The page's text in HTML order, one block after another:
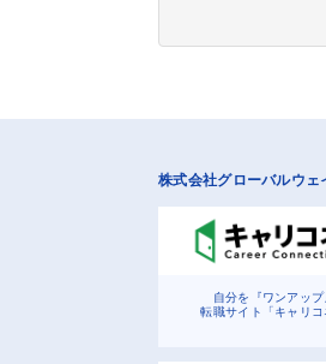
株式会社グローバルウェ
自分を『ワンアッ
転職サイト「キャリコ